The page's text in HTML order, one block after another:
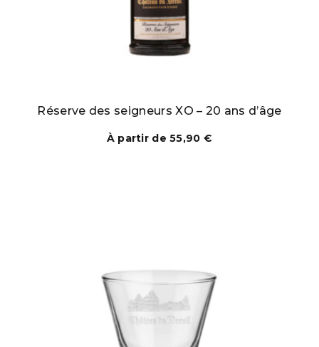
Réserve des seigneurs XO – 20 ans d’âge
À partir de55,90 €